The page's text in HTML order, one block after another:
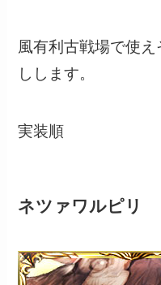
風有利古戦場で使
しします。
実装順
ネツァワルピリ